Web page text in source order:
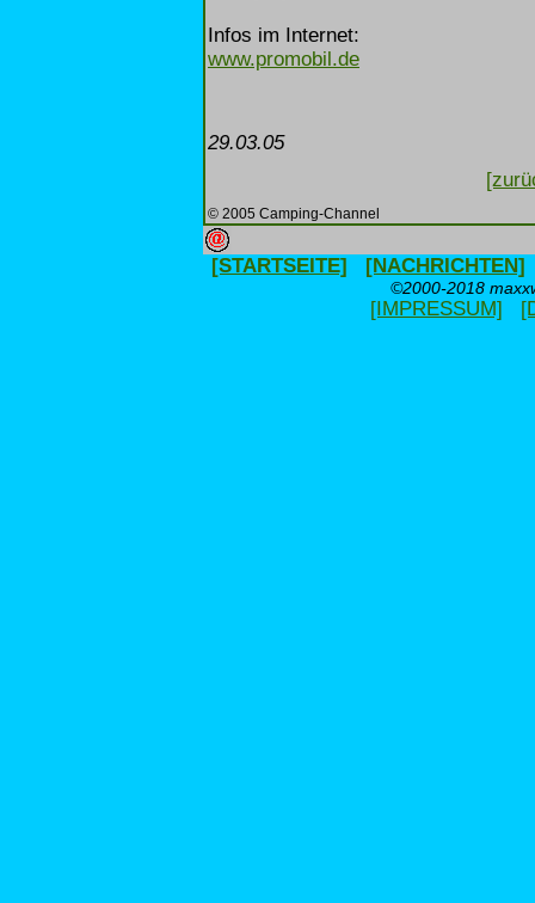
Infos im Internet:
www.promobil.de
29.03.05
© 2005 Camping-Channel
[STARTSEITE] [NACHRICHTEN]
©2000-2018
[IMPRESSUM]